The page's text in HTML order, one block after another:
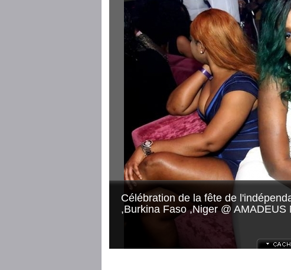
Célébration de la fête de
,Burkina Faso ,Niger @ AMADEUS